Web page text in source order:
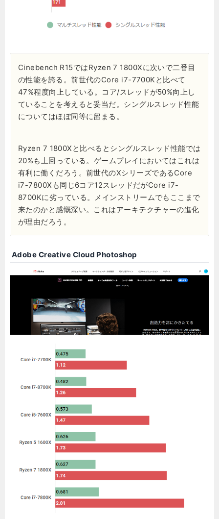
Cinebench R15ではRyzen 7 1800Xに次いで二番目
の性能を誇る。前世代のCore i7-7700Kと比べて
47%程度向上している。コア/スレッドが50%向上し
ていることを考えると妥当だ。シングルスレッド性能
についてはほぼ同等に留まる。
Ryzen 7 1800Xと比べるとシングルスレッド性能では
20%も上回っている。ゲームプレイにおいてはこれは
有利に働くだろう。前世代のXシリーズであるCore
i7-7800Xも同じ6コア12スレッドだがCore i7-
8700Kに劣っている。メインストリームでもここまで
来たのかと感慨深い。これはアーキテクチャーの進化
が理由だろう。
Adobe Creative Cloud Photoshop